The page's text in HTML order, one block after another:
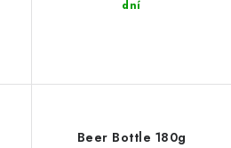
dní
Beer Bottle 180g